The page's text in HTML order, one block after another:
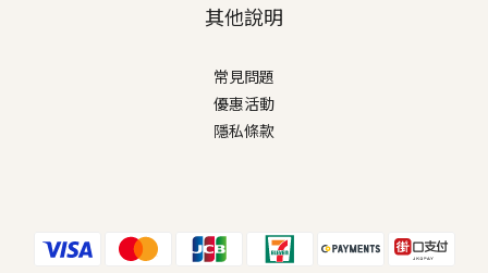
其他說明
常見問題
優惠活動
隱私條款